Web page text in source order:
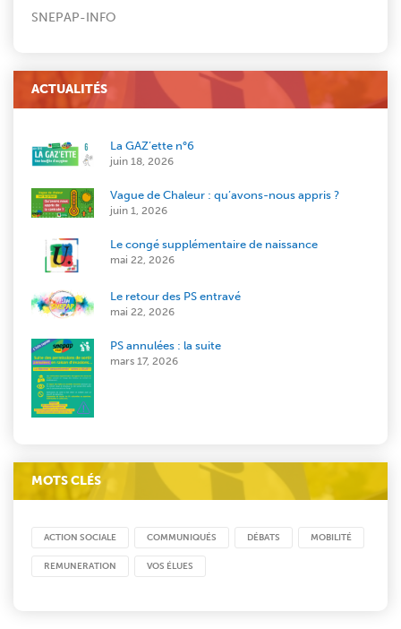
SNEPAP-INFO
ACTUALITÉS
La GAZ’ette n°6
juin 18, 2026
Vague de Chaleur : qu’avons-nous appris ?
juin 1, 2026
Le congé supplémentaire de naissance
mai 22, 2026
Le retour des PS entravé
mai 22, 2026
PS annulées : la suite
mars 17, 2026
MOTS CLÉS
ACTION SOCIALE COMMUNIQUÉS DÉBATS MOBILITÉ
REMUNERATION VOS ÉLUES